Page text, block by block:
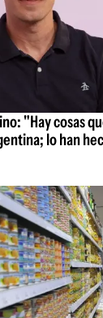
"Hay cosas
lo han